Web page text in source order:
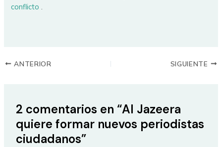
conflicto
ANTERIOR SIGUIENTE
2 comentarios en “Al Jazeera
quiere formar nuevos periodistas
ciudadanos”